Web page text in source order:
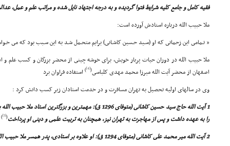
فقیه کامل و جامع کلیه شرایط فتوا گردیده و به درجه اجتهاد نایل شده و مراتب علم و عمل،
ملا حبیب الله درباره استادش آورده است:
« تـمامى این زحماتى که او (سـید حـسین کاشـانى) برایم متحـمل شـد به این سـبب بود که مى
ملا حبیب الله در دوران حیات پربار خویش، براى خوشه چینى از محضر بزرگان و کسب علم
اصفهان از محضر آیت الله میرزا محمد مهدى کلباسى(
[4]
) استفاده فراوان برد
وى در سالهاى اولیه تحصیل به تهران مسافرت و در خدمت استادان زیر کسب دانش کرد :
1 آیت الله حاج سید حسین کاشانى (متوفاى 1296 ق): مهمترین و
را به عهده داشت و پس از مهاجرت به تهران نیز، همچنان به تربیت علمى و دینى او پرداخت(
[5]
)
2 آیت الله میر محمد على کاشانى (متوفاى 1294 ق): او علاوه بر استادى، پدر همسر ملا حبیب الله بود